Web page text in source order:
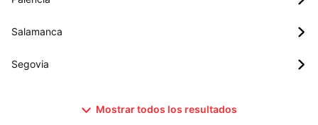
Salamanca
Segovia
Mostrar todos los resultados